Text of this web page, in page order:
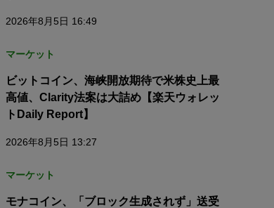
2026年8月5日 16:49
マーケット
ビットコイン、海峡開放期待で米株史上最
高値、Clarity法案は大詰め【楽天ウォレッ
トDaily Report】
2026年8月5日 13:27
マーケット
モナコイン、「ブロック生成されず」送受